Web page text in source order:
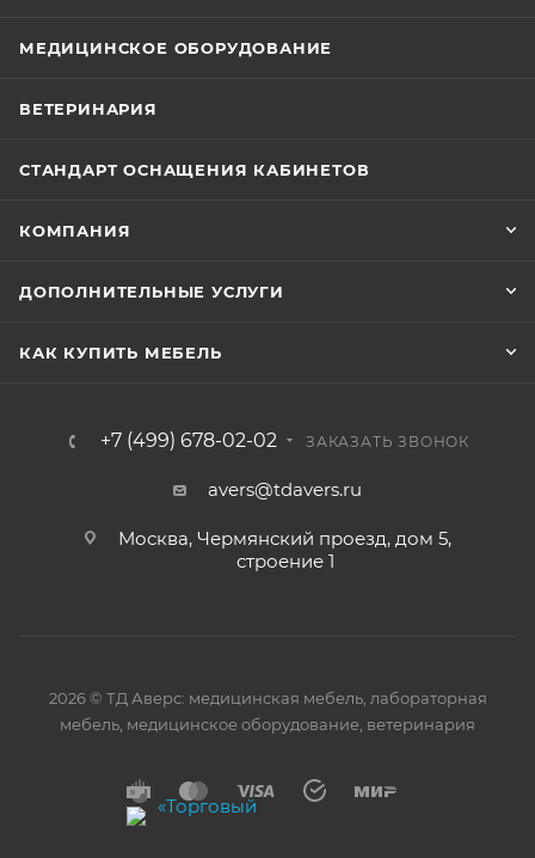
МЕДИЦИНСКОЕ ОБОРУДОВАНИЕ
ВЕТЕРИНАРИЯ
СТАНДАРТ ОСНАЩЕНИЯ КАБИНЕТОВ
КОМПАНИЯ
ДОПОЛНИТЕЛЬНЫЕ УСЛУГИ
КАК КУПИТЬ МЕБЕЛЬ
+7 (499) 678-02-02 ЗАКАЗАТЬ ЗВОНОК
avers@tdavers.ru
Москва, Чермянский проезд, дом 5,
строение 1
2026 © ТД Аверс: медицинская мебель, лабораторная
мебель, медицинское оборудование, ветеринария